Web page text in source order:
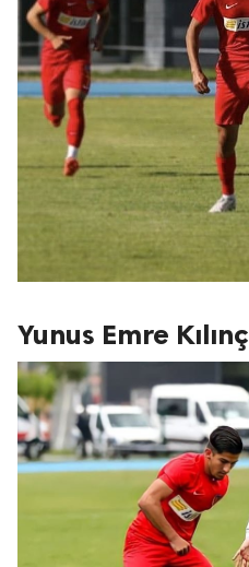
Yunus Emre Kılınç